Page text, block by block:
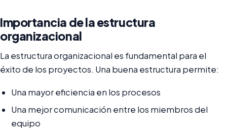
Importancia de la estructura
organizacional
La estructura organizacional es fundamental para el
éxito de los proyectos. Una buena estructura permite:
Una mayor eficiencia en los procesos
Una mejor comunicación entre los miembros del
equipo